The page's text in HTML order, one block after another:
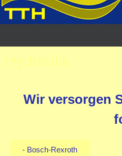
Wir versorgen
- Bosch-Rexroth